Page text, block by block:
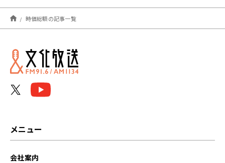
2025年10月
2025年06月
2024年10月
時価総額の記事一覧
メニュー
会社案内